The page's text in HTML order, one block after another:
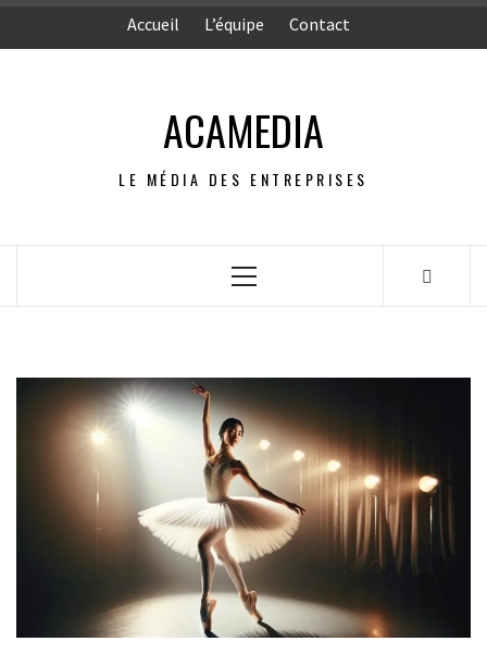
Accueil L’équipe Contact
ACAMEDIA
LE MÉDIA DES ENTREPRISES
Menu